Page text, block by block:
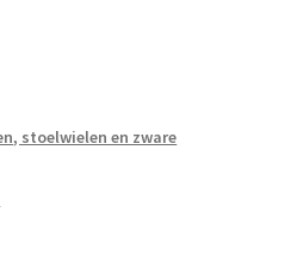
stoelwielen en zware